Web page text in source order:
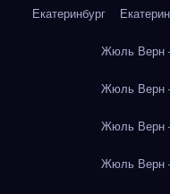
Екатеринбург
Жюль Верн
Жюль Верн
Жюль Верн
Жюль Верн